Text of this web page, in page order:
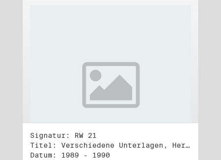
Signatur: RW 21
Titel: Verschiedene Unterlagen, Herbst 1989 bis Herbst 1990
Datum: 1989 - 1990